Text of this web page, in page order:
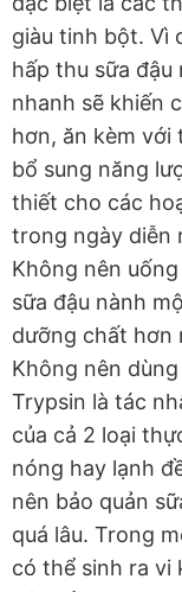
giàu tinh bột. Vì
hấp thu sữa đậu
nhanh sẽ khiến
hơn, ăn kèm với
bổ sung năng
thiết cho các
trong ngày diễn
Không nên
sữa đậu nành
dưỡng chất hơn
Không nên
Trypsin là tác
của cả 2 loại
nóng hay lạnh
nên bảo quản
quá lâu. Trong
có thể sinh ra vi